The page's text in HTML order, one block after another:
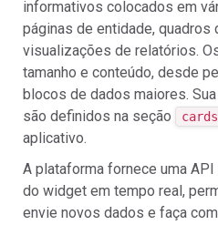
informativos colocados em
páginas de entidade, quadros
visualizações de relatórios.
tamanho e conteúdo, desde
blocos de dados maiores.
são definidos na seção
cards
aplicativo.
A plataforma fornece uma
do widget em tempo real,
envie novos dados e faça